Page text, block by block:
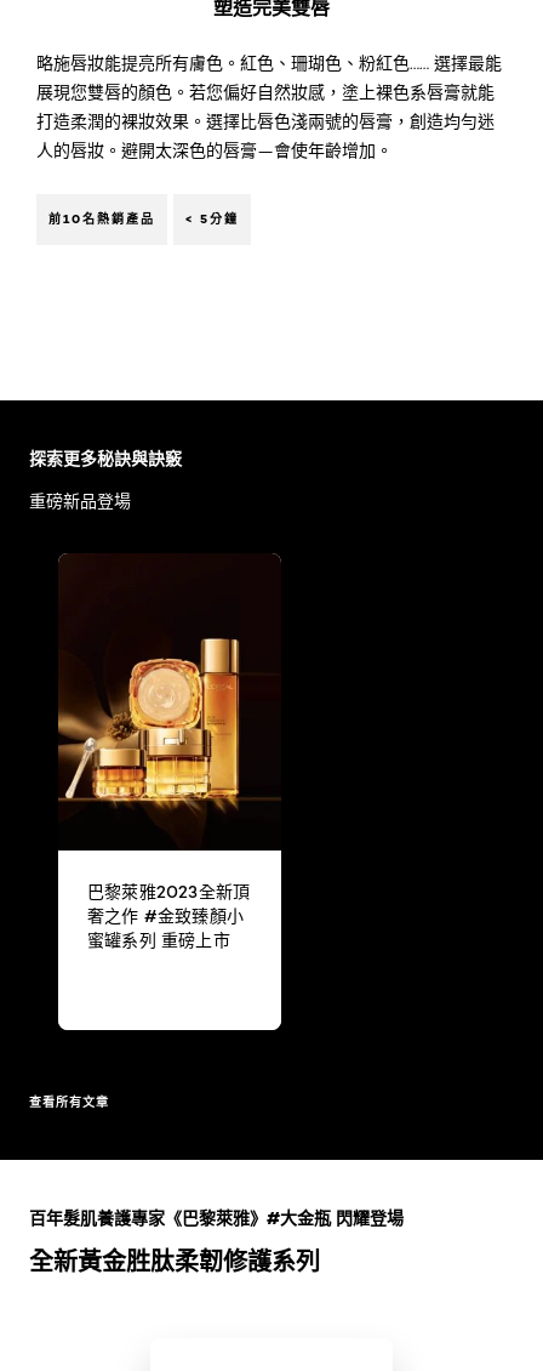
塑造完美雙唇
略施唇妝能提亮所有膚色。紅色、珊瑚色、粉紅色…… 選擇最能
展現您雙唇的顏色。若您偏好自然妝感，塗上裸色系唇膏就能
打造柔潤的裸妝效果。選擇比唇色淺兩號的唇膏，創造均勻迷
人的唇妝。避開太深色的唇膏—會使年齡增加。
前10名熱銷產品 < 5分鐘
探索更多秘訣與訣竅
重磅新品登場
巴黎萊雅2023全新頂
奢之作 #金致臻顏小
蜜罐系列 重磅上市
查看所有文章
全新黃金胜肽柔韌修護系列
百年髮肌養護專家《巴黎萊雅》#大金瓶 閃耀登場